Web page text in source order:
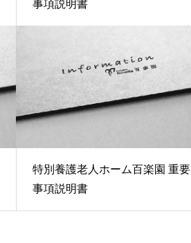
事項説明書
特別養護老人ホーム百楽園 重要
事項説明書